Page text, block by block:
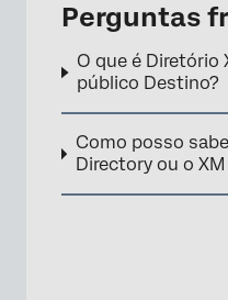
Perguntas
O que é Diretório
público Destino?
Como posso
Directory ou o